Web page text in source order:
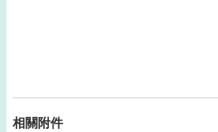
相關附件